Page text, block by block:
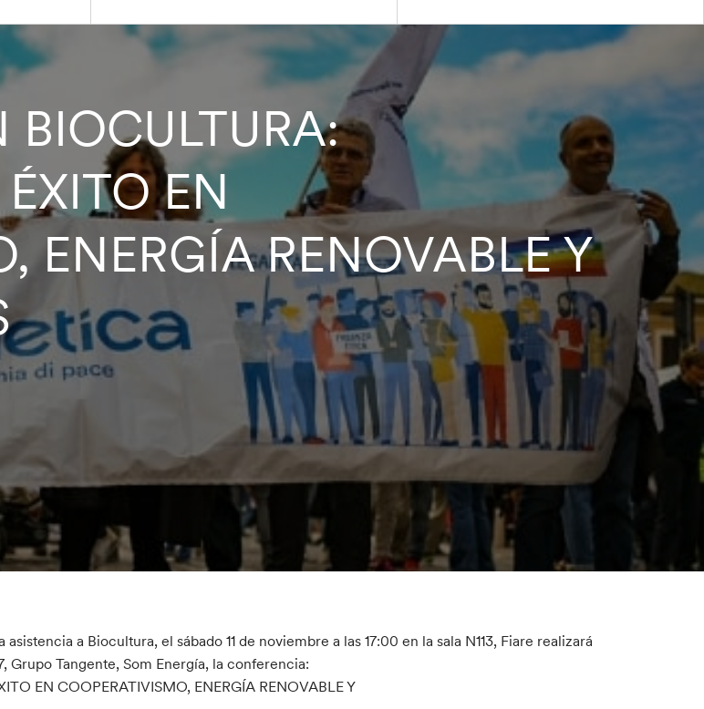
BIOCULTURA:
EN
ENERGÍA RENOVABLE Y
a Biocultura, el sábado 11 de noviembre a las 17:00 en la sala N113, Fiare realizará
Grupo Tangente, Som Energía, la conferencia:
EN COOPERATIVISMO, ENERGÍA RENOVABLE Y